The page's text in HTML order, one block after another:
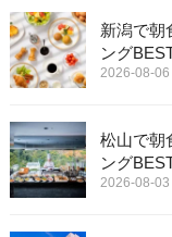
新潟で朝
ング
2026-08-06
松山で朝
ング
2026-08-03